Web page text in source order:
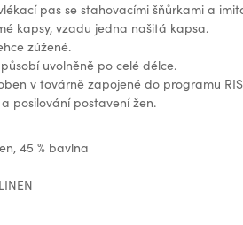
pas se stahovacími šňůrkami a
kapsy, vzadu jedna našitá kapsa.
zúžené.
uvolněně po celé délce.
v továrně zapojené do programu
posilování postavení žen.
45 % bavlna